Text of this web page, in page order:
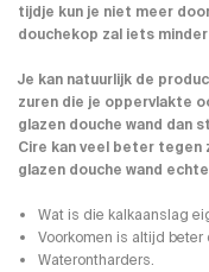
tijdje kun je niet meer
douchekop zal iets
Je kan natuurlijk de
zuren die je oppervlakte
glazen douche wand dan
Cire kan veel beter tegen
glazen douche wand
Wat is die kalkaanslag
Voorkomen is altijd beter
Waterontharders.